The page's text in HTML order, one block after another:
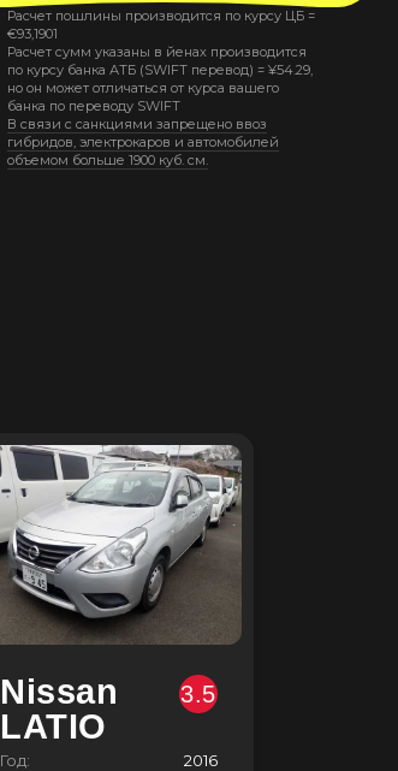
Расчет пошлины производится по курсу ЦБ =
€93,1901
Расчет сумм указаны в йенах производится
по курсу банка АТБ (SWIFT перевод) = ¥54.29,
но он может отличаться от курса вашего
банка по переводу SWIFT
В связи с санкциями запрещено ввоз
гибридов, электрокаров и автомобилей
объемом больше 1900 куб. см.
Nissan
LATIO
3.5
Год:
2016